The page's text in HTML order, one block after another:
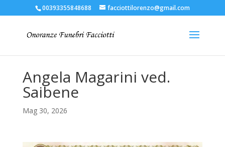
00393355848688 facciottilorenzo@gmail.com
Angela Magarini ved.
Saibene
Mag 30, 2026